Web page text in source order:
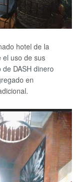
hotel de la
el uso de sus
DASH dinero
en